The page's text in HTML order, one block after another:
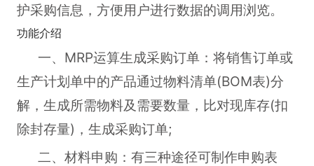
护采购信息，方便用户进行数据的调用浏览。
功能介绍
一、MRP运算生成采购订单：将销售订单或
生产计划单中的产品通过物料清单(BOM表)分
解，生成所需物料及需要数量，比对现库存(扣
除封存量)，生成采购订单;
二、材料申购：有三种途径可制作申购表